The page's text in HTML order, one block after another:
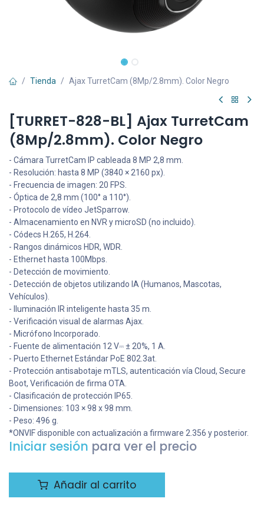
Tienda Ajax TurretCam (8Mp/2.8mm). Color Negro
[TURRET-828-BL] Ajax TurretCam
(8Mp/2.8mm). Color Negro
- Cámara TurretCam IP cableada 8 MP 2,8 mm.
- Resolución: hasta 8 MP (3840 × 2160 px).
- Frecuencia de imagen: 20 FPS.
- Óptica de 2,8 mm (100° a 110°).
- Protocolo de vídeo JetSparrow.
- Almacenamiento en NVR y microSD (no incluido).
- Códecs H.265, H.264.
- Rangos dinámicos HDR, WDR.
- Ethernet hasta 100Mbps.
- Detección de movimiento.
- Detección de objetos utilizando IA (Humanos, Mascotas,
Vehículos).
- Iluminación IR inteligente hasta 35 m.
- Verificación visual de alarmas Ajax.
- Micrófono Incorporado.
- Fuente de alimentación 12 V⎓ ± 20%, 1 А.
- Puerto Ethernet Estándar PoE 802.3at.
- Protección antisabotaje mTLS, autenticación vía Cloud, Secure
Boot, Verificación de firma OTA.
- Clasificación de protección IP65.
- Dimensiones: 103 × 98 x 98 mm.
- Peso: 496 g.
*ONVIF disponible con actualización a firmware 2.356 y posterior.
Iniciar sesión para ver el precio
Añadir al carrito